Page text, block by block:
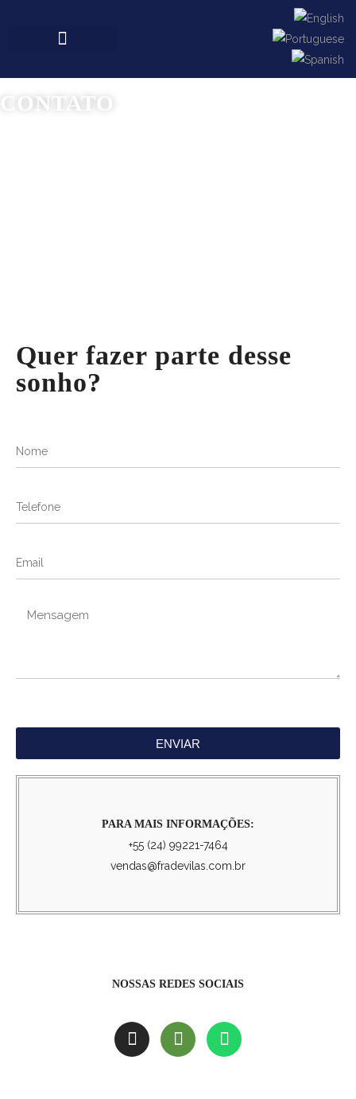
CONTATO
Quer fazer parte desse
sonho?
ENVIAR
PARA MAIS INFORMAÇÕES:
+55 (24) 99221-7464
vendas@fradevilas.com.br
NOSSAS REDES SOCIAIS